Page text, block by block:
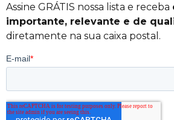
Assine GRÁTIS nossa lista e receba
importante, relevante e de
diretamente na sua caixa postal.